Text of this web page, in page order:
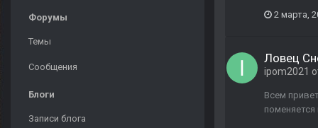
Форумы
Темы
Сообщения
Блоги
Записи блога
2 марта,
Ловец
ipom2021
Всем